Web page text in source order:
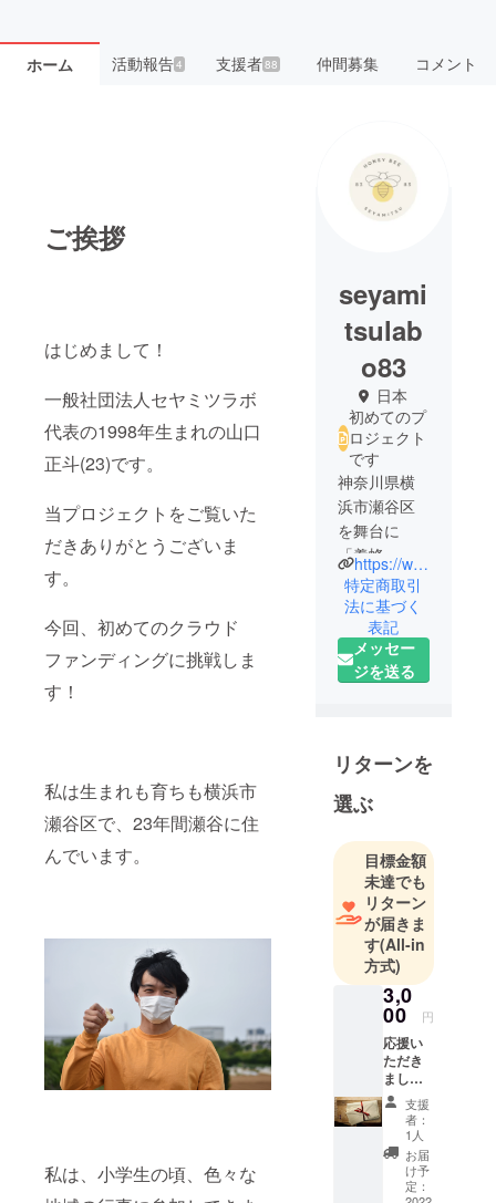
ホーム 活動報告4 支援者88 仲間募集 コメント
ご挨拶
はじめまして！
一般社団法人セヤミツラボ
代表の1998年生まれの山口
正斗(23)です。
当プロジェクトをご覧いた
だきありがとうございま
す。
今回、初めてのクラウド
ファンディングに挑戦しま
す！
私は生まれも育ちも横浜市
瀬谷区で、23年間瀬谷に住
んでいます。
私は、小学生の頃、色々な
seyami
tsulab
o83
日本
初めてのプ
ロジェクト
です
神奈川県横
浜市瀬谷区
を舞台に
「養蜂」を
開始しまし
た！！
2027年に開
催される国
際園芸花博
となるハチ
ミツを誕生
させま
瀬谷の産品
として新し
いものを生
めることを
嬉しく思い
ます！
https://www.seyamitsu.com/
特定商取引
法に基づく
表記
メッセー
ジを送る
リターンを
選ぶ
目標金額
未達でも
リターン
が届きま
す(All-in
方式)
3,0
00 円
応援い
ただき
ました
ことへ
の感謝
のお手
紙を、
力一杯
書かせ
支援
者：
1人
お届
け予
定：